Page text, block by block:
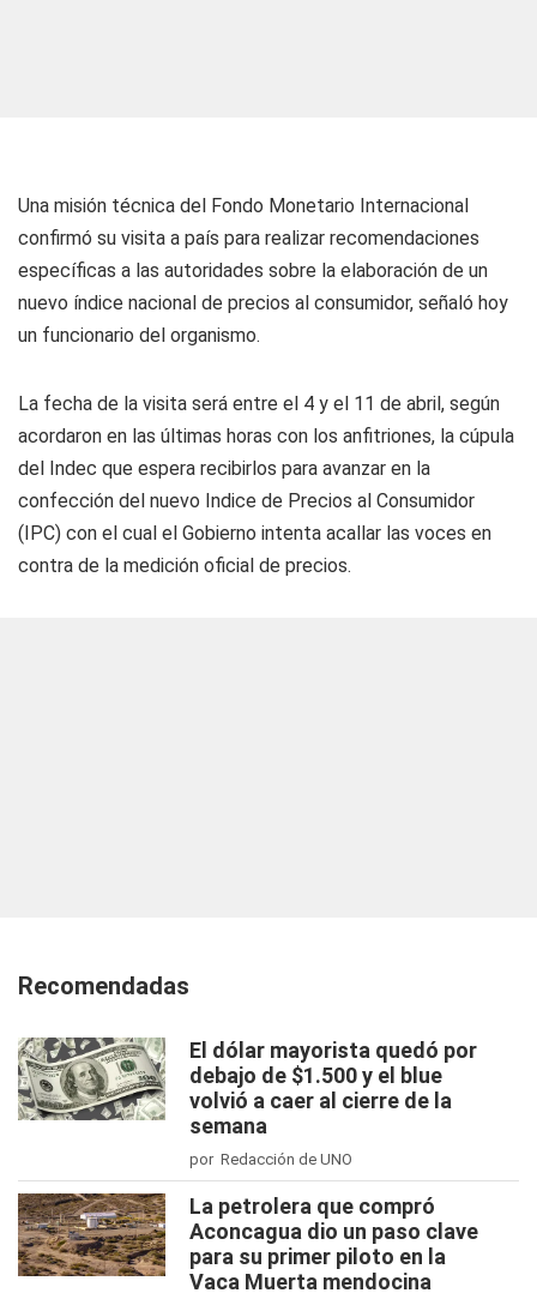
Una misión técnica del Fondo Monetario Internacional
confirmó su visita a país para realizar recomendaciones
específicas a las autoridades sobre la elaboración de un
nuevo índice nacional de precios al consumidor, señaló hoy
un funcionario del organismo.
La fecha de la visita será entre el 4 y el 11 de abril, según
acordaron en las últimas horas con los anfitriones, la cúpula
del Indec que espera recibirlos para avanzar en la
confección del nuevo Indice de Precios al Consumidor
(IPC) con el cual el Gobierno intenta acallar las voces en
contra de la medición oficial de precios.
Recomendadas
El dólar mayorista quedó por
debajo de $1.500 y el blue
volvió a caer al cierre de la
semana
por Redacción de UNO
La petrolera que compró
Aconcagua dio un paso clave
para su primer piloto en la
Vaca Muerta mendocina